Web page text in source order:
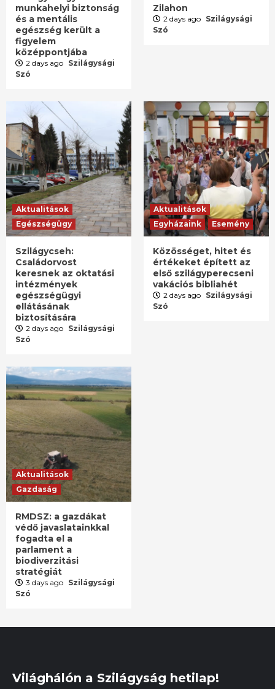
munkahelyi biztonság
és a mentális
egészség került a
figyelem
középpontjába
2 days ago Szilágysági
Szó
Zilahon
2 days ago Szilágysági
Szó
Aktualitások
Egészségügy
Szilágycseh:
Családorvost
keresnek az oktatási
intézmények
egészségügyi
ellátásának
biztosítására
2 days ago Szilágysági
Szó
Aktualitások
Egyházaink
Esemény
Közösséget, hitet és
értékeket épített az
első szilágyperecseni
vakációs bibliahét
2 days ago Szilágysági
Szó
Aktualitások
Gazdaság
RMDSZ: a gazdákat
védő javaslatainkkal
fogadta el a
parlament a
biodiverzitási
stratégiát
3 days ago Szilágysági
Szó
Világhálón a Szilágyság hetilap!